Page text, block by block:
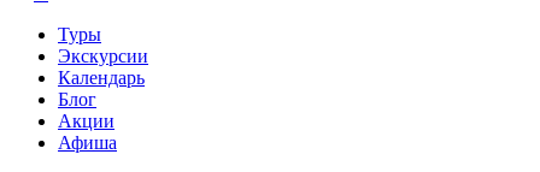
Туры
Экскурсии
Календарь
Блог
Акции
Афиша